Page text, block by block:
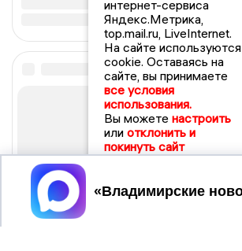
интернет-сервиса
Яндекс.Метрика,
top.mail.ru, LiveInternet.
На сайте используются
cookie. Оставаясь на
сайте, вы принимаете
все условия
использования.
Вы можете настроить
или отклонить и
покинуть сайт
Принять